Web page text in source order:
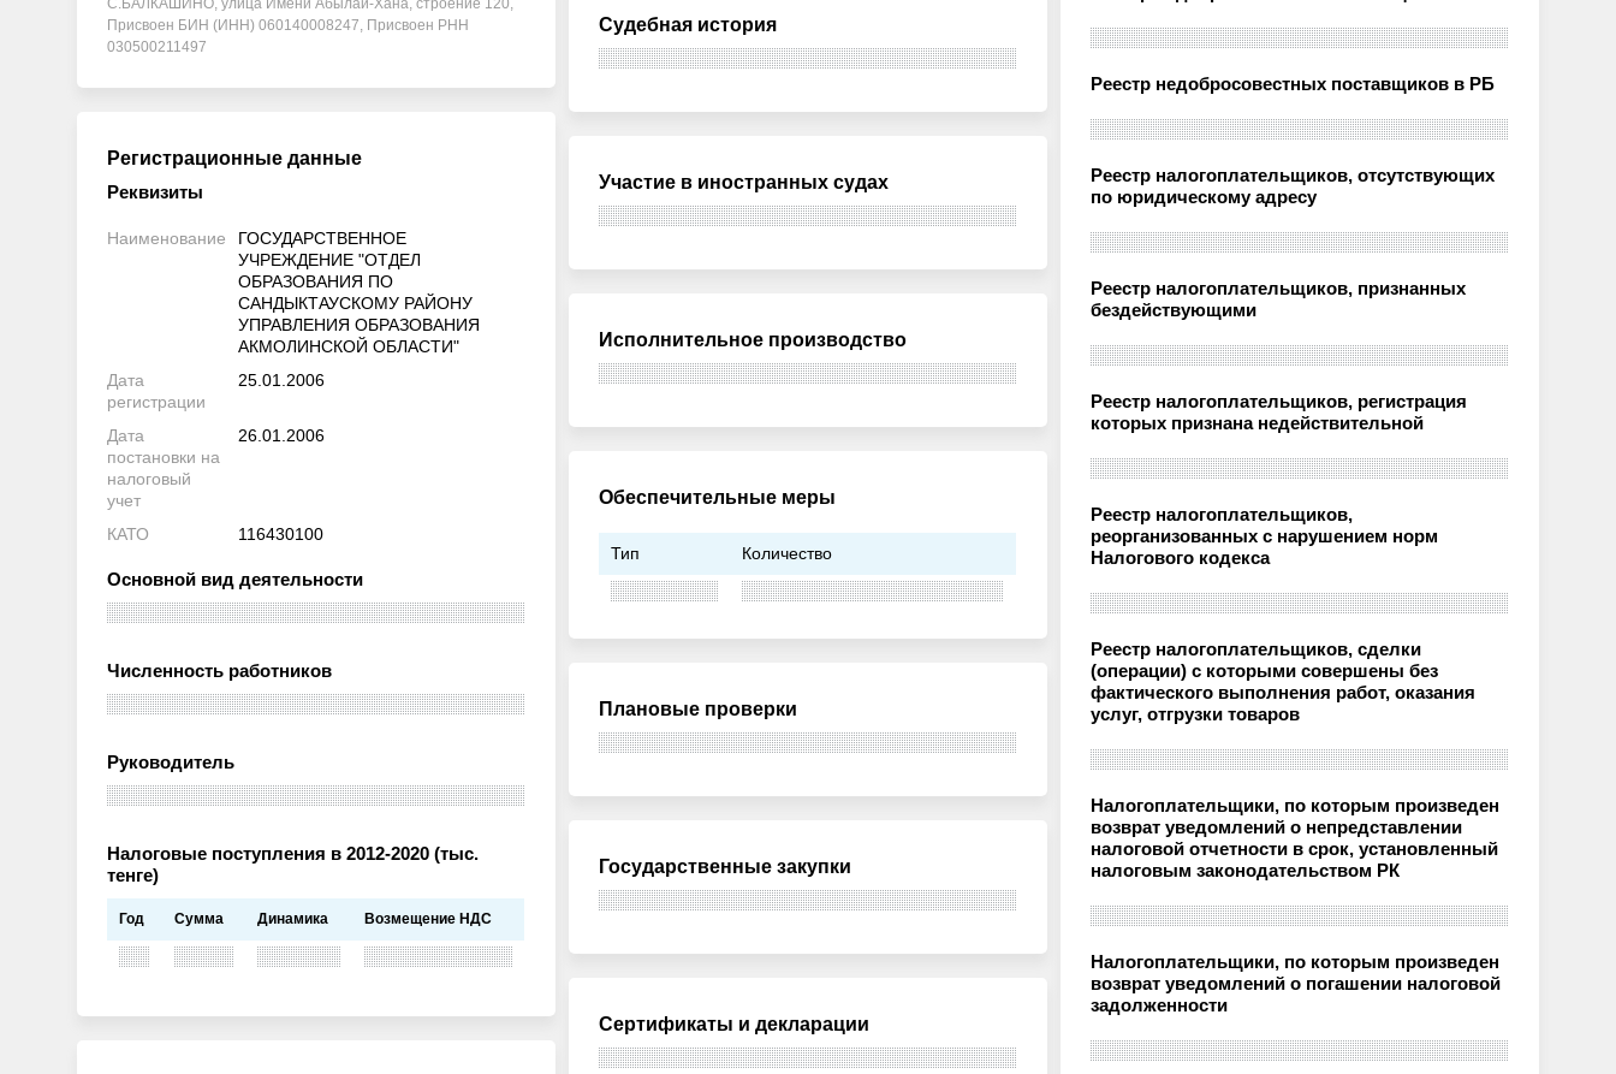
С.БАЛКАШИНО, улица Имени Абылай-Хана, строение 120,
Присвоен БИН (ИНН) 060140008247, Присвоен РНН
030500211497
Регистрационные данные
Реквизиты
Наименование
ГОСУДАРСТВЕННОЕ
УЧРЕЖДЕНИЕ "ОТДЕЛ
ОБРАЗОВАНИЯ ПО
САНДЫКТАУСКОМУ РАЙОНУ
УПРАВЛЕНИЯ ОБРАЗОВАНИЯ
АКМОЛИНСКОЙ ОБЛАСТИ"
Дата
регистрации
25.01.2006
Дата
постановки на
налоговый
учет
26.01.2006
КАТО 116430100
Основной вид деятельности
Численность работников
Руководитель
Налоговые поступления в 2012-2020 (тыс.
тенге)
Год Сумма Динамика Возмещение НДС
Судебная история
Участие в иностранных судах
Исполнительное производство
Обеспечительные меры
Тип Количество
Плановые проверки
Государственные закупки
Сертификаты и декларации
Реестр недобросовестных поставщиков в РБ
Реестр налогоплательщиков, отсутствующих
по юридическому адресу
Реестр налогоплательщиков, признанных
бездействующими
Реестр налогоплательщиков, регистрация
которых признана недействительной
Реестр налогоплательщиков,
реорганизованных с нарушением норм
Налогового кодекса
Реестр налогоплательщиков, сделки
(операции) с которыми совершены без
фактического выполнения работ, оказания
услуг, отгрузки товаров
Налогоплательщики, по которым произведен
возврат уведомлений о непредставлении
налоговой отчетности в срок, установленный
налоговым законодательством РК
Налогоплательщики, по которым произведен
возврат уведомлений о погашении налоговой
задолженности